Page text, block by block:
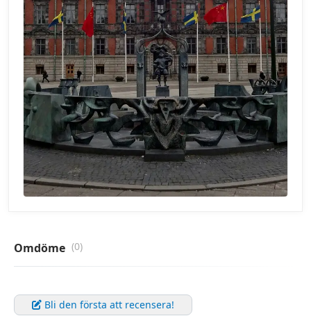
Omdöme (0)
Bli den första att recensera!